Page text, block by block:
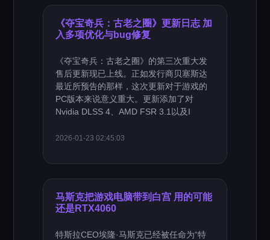
《夺宝奇兵：古老之圈》更新日志 加
入多项优化与bug修复
《夺宝奇兵：古老之圈》的第三次重大发
售后更新现已上线。正如发行商贝塞斯达
最近所预告的那样，这次更新对于游戏的
PC版本来说意义重大。更新添加了对
Nvidia DLSS 4、AMD FSR 3.1以及I
2026-01-23 02:45:03
马斯克把游戏电脑带到白宫 用的可能
还是RTX4060
特斯拉CEO埃隆·马斯克已经被任命为“特